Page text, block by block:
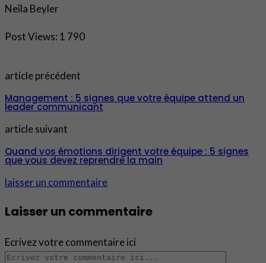
Neïla Beyler
Post Views: 1 790
article précédent
Management : 5 signes que votre équipe attend un
leader communicant
article suivant
Quand vos émotions dirigent votre équipe : 5 signes
que vous devez reprendre la main
laisser un commentaire
Laisser un commentaire
Ecrivez votre commentaire ici